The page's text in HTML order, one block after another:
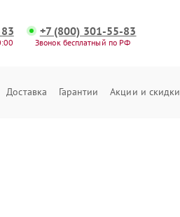
+7 (800) 301-55-83
Звонок бесплатный по РФ
Доставка Гарантии Акции и скидки